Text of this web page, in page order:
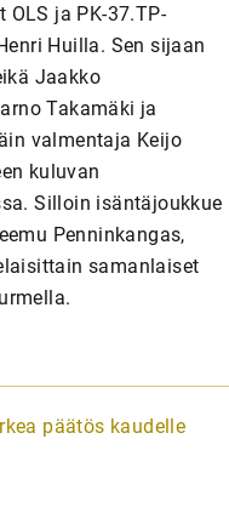
ja PK-37.TP-
Huilla. Sen sijaan
Jaakko
Takamäki ja
valmentaja Keijo
kuluvan
Silloin isäntäjoukkue
Penninkangas,
samanlaiset
päätös kaudelle